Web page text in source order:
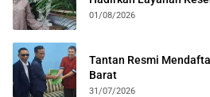
Kebangsaan
01/08/2026
Tantan Resmi
Barat
31/07/2026